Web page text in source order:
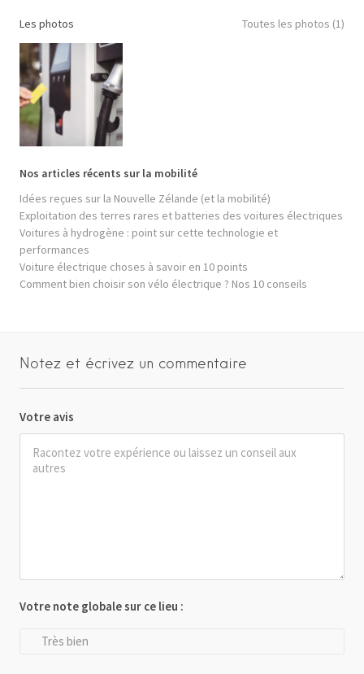
Les photos Toutes les photos (1)
Nos articles récents sur la mobilité
Idées reçues sur la Nouvelle Zélande (et la mobilité)
Exploitation des terres rares et batteries des voitures électriques
Voitures à hydrogène : point sur cette technologie et
performances
Voiture électrique choses à savoir en 10 points
Comment bien choisir son vélo électrique ? Nos 10 conseils
Notez et écrivez un commentaire
Votre avis
Votre note globale sur ce lieu :
Très bien